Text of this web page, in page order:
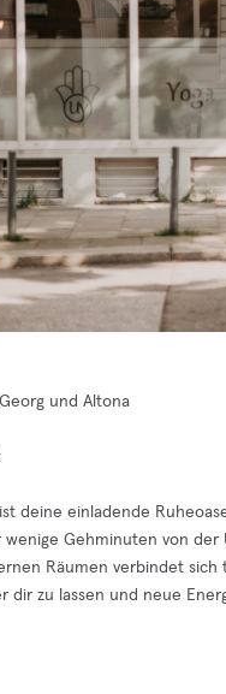
und Altona
ist deine einladende
wenige Gehminuten von
Räumen verbindet sich
dir zu lassen und neue